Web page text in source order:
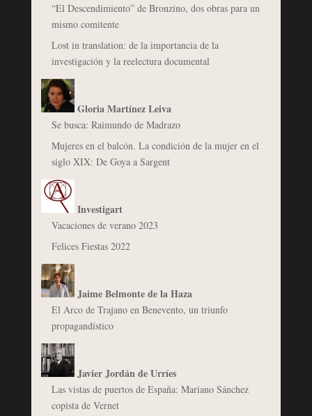
“El Descendimiento” de Bronzino, dos obras para un
mismo comitente
Lost in translation: de la importancia de la
investigación y la reelectura documental
Gloria Martínez Leiva
Se busca: Raimundo de Madrazo
Mujeres en el balcón. La condición de la mujer en el
siglo XIX: De Goya a Sargent
Investigart
Vacaciones de verano 2023
Felices Fiestas 2022
Jaime Belmonte de la Haza
El Arco de Trajano en Benevento, un triunfo
propagandístico
Javier Jordán de Urríes
Las vistas de puertos de España: Mariano Sánchez
copista de Vernet